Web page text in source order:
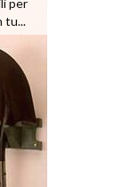
per
tu...